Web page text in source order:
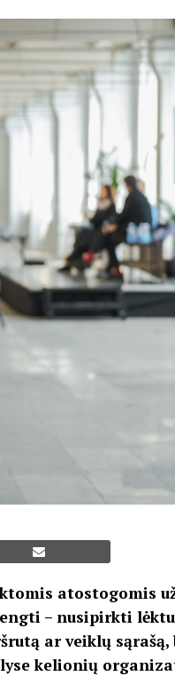
atostogomis
– nusipirkti
ar veiklų sąrašą,
kelionių